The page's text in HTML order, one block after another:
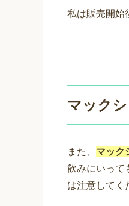
私は販売開始
マック
また、 マック
飲みにいって
は注意してく